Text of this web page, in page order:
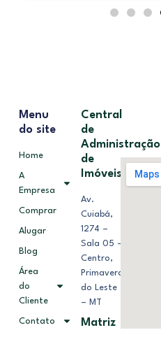
Menu
do site
Home
A
Empresa
Comprar
Alugar
Blog
Área
do
Cliente
Contato
Central
de
Administração
de
Imóveis
Av.
Cuiabá,
1274 –
Sala 05 –
Centro,
Primavera
do Leste
– MT
Matriz